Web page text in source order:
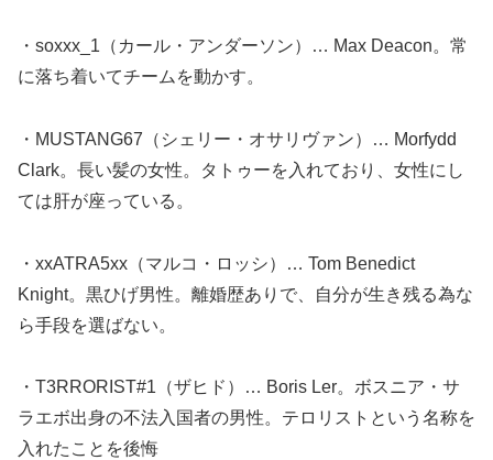
・soxxx_1（カール・アンダーソン）… Max Deacon。常
に落ち着いてチームを動かす。
・MUSTANG67（シェリー・オサリヴァン）… Morfydd
Clark。長い髪の女性。タトゥーを入れており、女性にし
ては肝が座っている。
・xxATRA5xx（マルコ・ロッシ）… Tom Benedict
Knight。黒ひげ男性。離婚歴ありで、自分が生き残る為な
ら手段を選ばない。
・T3RRORIST#1（ザヒド）… Boris Ler。ボスニア・サ
ラエボ出身の不法入国者の男性。テロリストという名称を
入れたことを後悔